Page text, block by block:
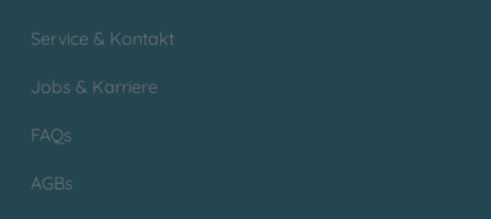
Service & Kontakt
Jobs & Karriere
FAQs
AGBs